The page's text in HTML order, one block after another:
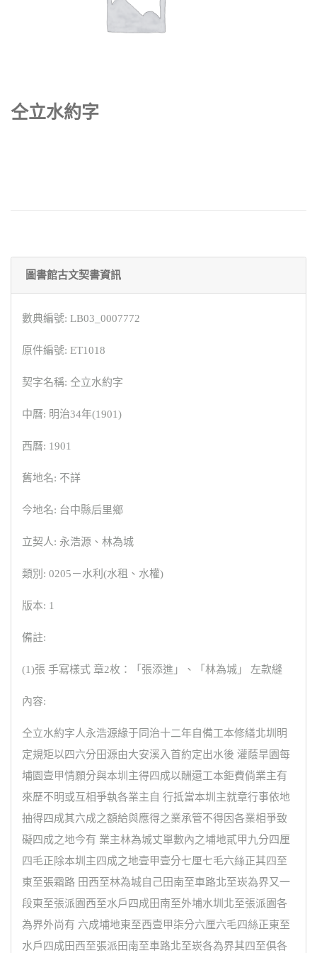
仝立水約字
圖書館古文契書資訊
數典編號: LB03_0007772
原件編號: ET1018
契字名稱: 仝立水約字
中曆: 明治34年(1901)
西曆: 1901
舊地名: 不詳
今地名: 台中縣后里鄉
立契人: 永浩源、林為城
類別: 0205－水利(水租、水權)
版本: 1
備註:
(1)張 手寫樣式 章2枚：「張添進」、「林為城」 左款縫
內容:
仝立水約字人永浩源緣于同治十二年自備工本修繕北圳明
定規矩以四六分田源由大安溪入首約定出水後 灌蔭旱園每
埔園壹甲情願分與本圳主得四成以酬還工本鉅費倘業主有
來歷不明或互相爭執各業主自 行抵當本圳主就章行事依地
抽得四成其六成之額給與應得之業承管不得因各業相爭致
礙四成之地今有 業主林為城丈單數內之埔地貳甲九分四厘
四毛正除本圳主四成之地壹甲壹分七厘七毛六絲正其四至
東至張霜路 田西至林為城自己田南至車路北至崁為界又一
段東至張派園西至水戶四成田南至外埔水圳北至張派園各
為界外尚有 六成埔地東至西壹甲柒分六厘六毛四絲正東至
水戶四成田西至張派田南至車路北至崁各為界其四至俱各